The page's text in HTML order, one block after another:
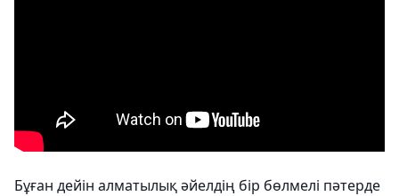
Бұған дейін алматылық әйелдің бір бөлмелі пәтерде